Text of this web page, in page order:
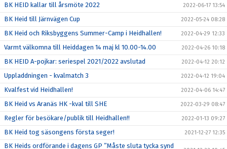
BK HEID kallar till årsmöte 2022 2022-06-17 13:54
BK Heid till Järnvägen Cup 2022-05-24 08:28
BK Heid och Riksbyggens Summer-Camp i Heidhallen! 2022-04-29 12:33
Varmt välkomna till Heiddagen 14 maj kl 10.00-14.00 2022-04-26 10:18
BK HEID A-pojkar: seriespel 2021/2022 avslutad 2022-04-12 20:12
Uppladdningen - kvalmatch 3 2022-04-12 19:04
Kvalfest vid Heidhallen! 2022-04-06 14:47
BK Heid vs Aranäs HK -kval till SHE 2022-03-29 08:47
Regler för besökare/publik till Heidhallen!! 2022-01-13 09:27
BK Heid tog säsongens första seger! 2021-12-27 12:35
BK Heids ordförande i dagens GP ”Måste sluta tycka synd